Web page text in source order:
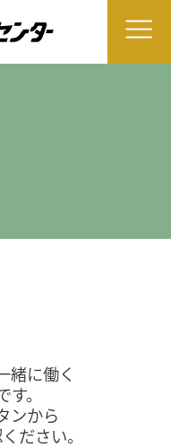
緒に働く
。
ンから
ださい。